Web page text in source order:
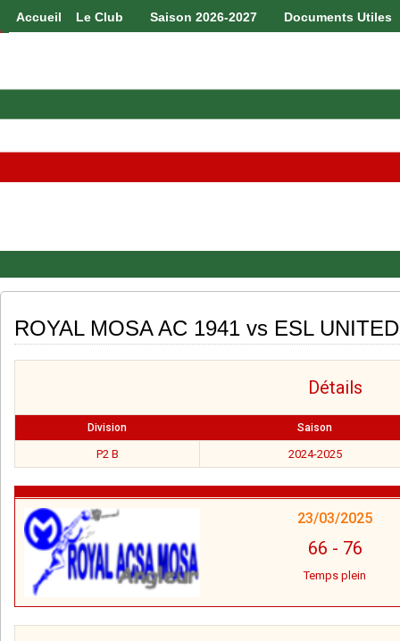
Accueil Le Club Saison 2026-2027 Documents Utiles
ROYAL MOSA AC 1941 vs ESL UNITED
Détails
Division Saison
P2 B 2024-2025
23/03/2025
66 - 76
Temps plein